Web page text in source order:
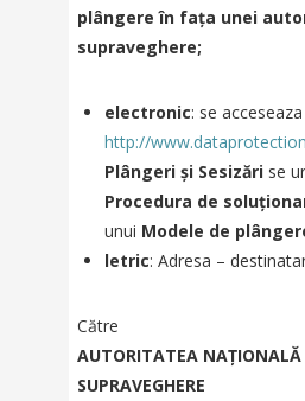
plângere în fața unei
supraveghere;
electronic: se
http://
Plângeri şi Sesizări se
Procedura de
unui Modele de
letric: Adresa –
Către
AUTORITATEA NAŢIONALĂ
SUPRAVEGHERE